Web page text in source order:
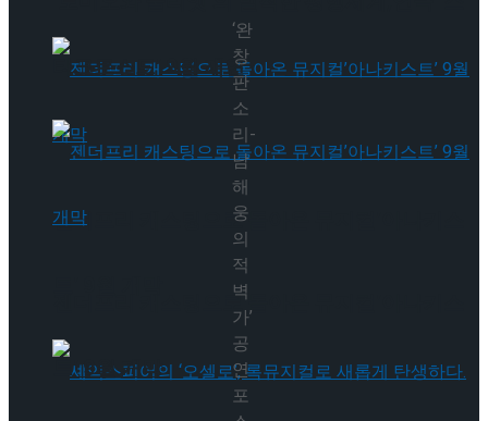
젠더프리 캐스팅으로 돌아온 뮤지컬’아나키스
타크로스드’ 9월 재연
젠더프리 캐스팅으로 돌아온 뮤지컬’아나키스
트’ 9월 개막
‘완
창
판
소
리-
남
해
웅
의
적
벽
가’
공
연
포